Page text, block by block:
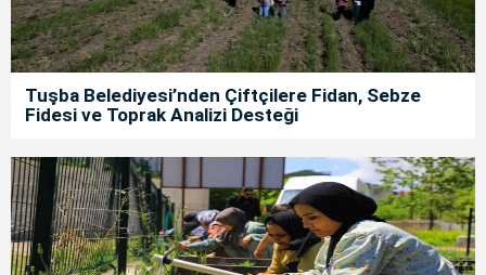
Tuşba Belediyesi’nden Çiftçilere Fidan, Sebze
Fidesi ve Toprak Analizi Desteği